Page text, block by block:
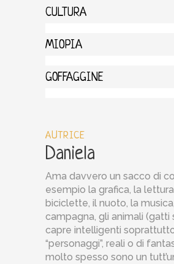
CULTURA
MIOPIA
GOFFAGGINE
AUTRICE
Daniela
Ama davvero un sacco di
esempio la grafica, la
biciclette, il nuoto, la
campagna, gli animali (gatti
capre intelligenti
“personaggi”, reali o di
molto spesso sono un